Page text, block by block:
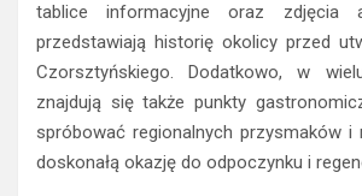
tablice informacyjne oraz zdjęcia
przedstawiają historię okolicy przed
Czorsztyńskiego. Dodatkowo, w
znajdują się także punkty
spróbować regionalnych przysmaków i
doskonałą okazję do odpoczynku i